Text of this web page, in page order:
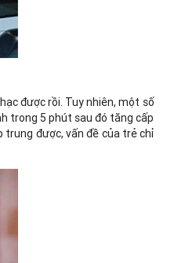
được rồi. Tuy nhiên, một số
trong 5 phút sau đó tăng cấp
trung được, vấn đề của trẻ chỉ